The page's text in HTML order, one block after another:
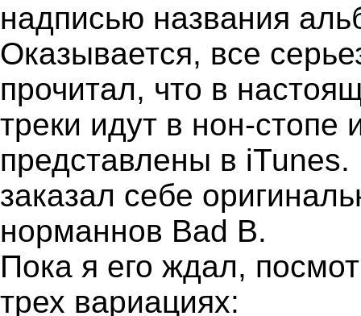
надписью названия
Оказывается, все
прочитал, что в
треки идут в нон-стопе
представлены в iTunes.
заказал себе
норманнов Bad B.
Пока я его ждал,
трех вариациях: